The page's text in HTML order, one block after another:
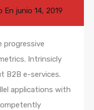
En junio 14, 2019
progressive
Intrinsicly
B2B e-services.
applications with